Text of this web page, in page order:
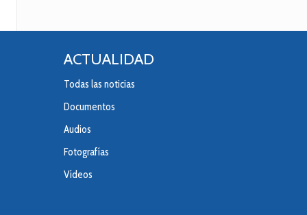
ACTUALIDAD
Todas las noticias
Documentos
Audios
Fotografías
Vídeos